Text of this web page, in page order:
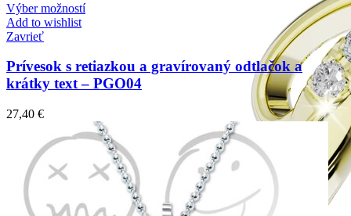
Výber možností
Add to wishlist
Zavrieť
Prívesok s retiazkou a gravírovaný odtlačok a
krátky text – PGO04
27,40 €